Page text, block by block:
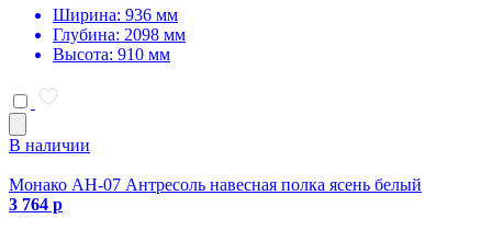
Ширина: 936 мм
Глубина: 2098 мм
Высота: 910 мм
В наличии
Монако АН-07 Антресоль навесная полка ясень белый
3 764 р